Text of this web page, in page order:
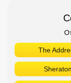
The